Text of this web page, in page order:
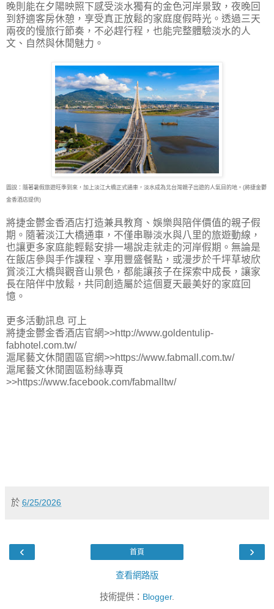
晚則能在夕陽映照下感受淡水獨有的金色河岸景致，夜晚回
到舒適客房休憩，享受真正放鬆的家庭度假時光。透過三天
兩夜的慢旅行節奏，不必趕行程，也能完整體驗淡水的人
文、自然與休閒魅力。
圖說：隨著暑假旅遊旺季到來，加上淡江大橋正式通車，淡水成為北台灣親子出遊的人氣目的地。(將捷金鬱
金香酒店提供)
將捷金鬱金香酒店打造兼具教育、娛樂與陪伴價值的親子假
期。隨著淡江大橋通車，不僅串聯淡水與八里的旅遊動線，
也讓更多家庭能輕鬆安排一場說走就走的河岸假期。無論是
在飯店參與手作課程、享用豐盛餐點，或漫步於千坪草坡欣
賞淡江大橋與觀音山景色，都能讓孩子在探索中成長，讓家
長在陪伴中放鬆，共同創造屬於這個夏天最美好的家庭回
憶。
更多活動訊息 可上
將捷金鬱金香酒店官網>>http://www.goldentulip-
fabhotel.com.tw/
滬尾藝文休閒園區官網>>https://www.fabmall.com.tw/
滬尾藝文休閒園區粉絲專頁
>>https://www.facebook.com/fabmalltw/
於 6/25/2026
‹ ›
首頁
查看網路版
技術提供： Blogger.